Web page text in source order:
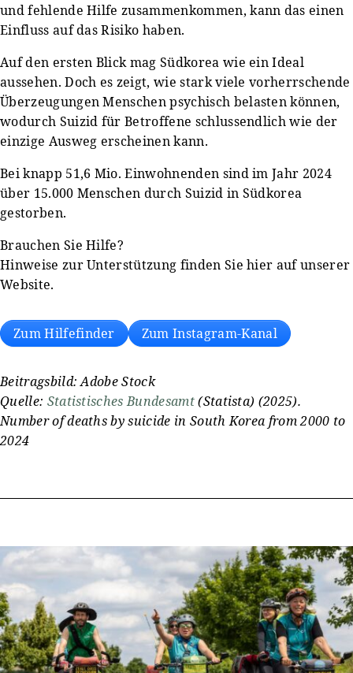
und fehlende Hilfe zusammenkommen, kann das einen
Einfluss auf das Risiko haben.
Auf den ersten Blick mag Südkorea wie ein Ideal
aussehen. Doch es zeigt, wie stark viele vorherrschende
Überzeugungen Menschen psychisch belasten können,
wodurch Suizid für Betroffene schlussendlich wie der
einzige Ausweg erscheinen kann.
Bei knapp 51,6 Mio. Einwohnenden sind im Jahr 2024
über 15.000 Menschen durch Suizid in Südkorea
gestorben.
Brauchen Sie Hilfe?
Hinweise zur Unterstützung finden Sie hier auf unserer
Website.
Zum Hilfefinder Zum Instagram-Kanal
Beitragsbild: Adobe Stock
Quelle: Statistisches Bundesamt(Statista) (2025).
Number of deaths by suicide in South Korea from 2000 to
2024